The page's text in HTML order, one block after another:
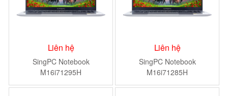
Liên hệ
SingPC Notebook
M16i71295H
Liên hệ
SingPC Notebook
M16i71285H